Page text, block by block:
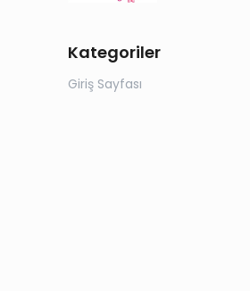
Kategoriler
Giriş Sayfası